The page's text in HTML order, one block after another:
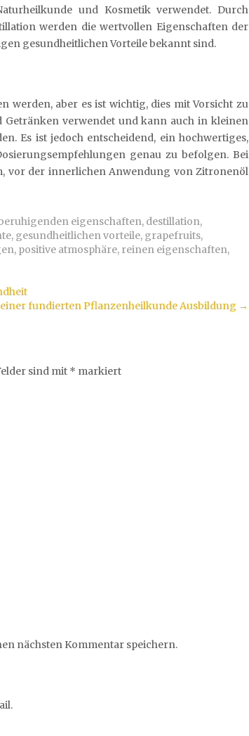
und Kosmetik verwendet. Durch
werden die wertvollen Eigenschaften der
gesundheitlichen Vorteile bekannt sind.
werden, aber es ist wichtig, dies mit Vorsicht zu
verwendet und kann auch in kleinen
Es ist jedoch entscheidend, ein hochwertiges,
genau zu befolgen. Bei
vor der innerlichen Anwendung von Zitronenöl
eigenschaften, destillation,
, gesundheitlichen vorteile, grapefruits,
, positive atmosphäre, reinen eigenschaften,
fundierten Pflanzenheilkunde Ausbildung →
sind mit * markiert
nächsten Kommentar speichern.